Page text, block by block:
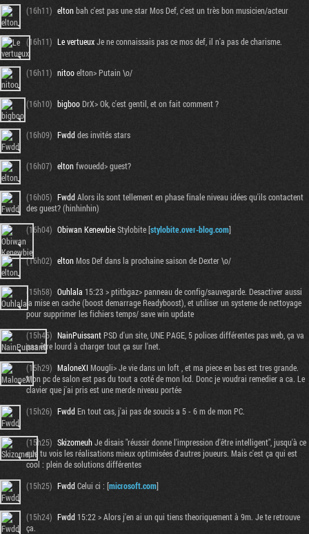
(16h11) eltonbah c'est pas une star Mos Def, c'est un très bon musicien/acteur
(16h11) Le vertueuxJe ne connaissais pas ce mos def, il n'a pas de charisme.
(16h11) nitooelton> Putain \o/
(16h10) bigbooDrX> Ok, c'est gentil, et on fait comment ?
(16h09) Fwdddes invités stars
(16h07) eltonfwouedd> guest?
(16h05) FwddAlors ils sont tellement en phase finale niveau idées qu'ils contactent
des guest? (hinhinhin)
(16h04) Obiwan KenewbieStylobite [stylobite.over-blog.com]
(16h02) eltonMos Def dans la prochaine saison de Dexter \o/
(15h58) Ouhlala 15:23 > ptitbgaz> panneau de config/sauvegarde. Desactiver aussi
la mise en cache (boost demarrage Readyboost), et utiliser un systeme de nettoyage
pour supprimer les fichiers temps/ save win update
(15h46) NainPuissantPSD d'un site, UNE PAGE, 5 polices différentes pas web, ça va
pas être lourd à charger tout ça sur l'net.
(15h29) MaloneXI Mougli> Je vie dans un loft , et ma piece en bas est tres grande.
Mon pc de salon est pas du tout a coté de mon lcd. Donc je voudrai remedier a ca. Le
clavier que j'ai pris est une merde niveau portée
(15h26) FwddEn tout cas, j'ai pas de soucis a 5 - 6 m de mon PC.
(15h25) SkizomeuhJe disais "réussir donne l'impression d'être intelligent", jusqu'à ce
que tu vois les réalisations mieux optimisées d'autres joueurs. Mais c'est ça qui est
cool : plein de solutions différentes
(15h25) FwddCelui ci : [microsoft.com]
(15h24) Fwdd15:22 > Alors j'en ai un qui tiens theoriquement à 9m. Je te retrouve
ça.